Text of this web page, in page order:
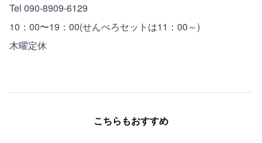
Tel 090-8909-6129
10：00〜19：00(せんべろセットは11：00～)
木曜定休
こちらもおすすめ